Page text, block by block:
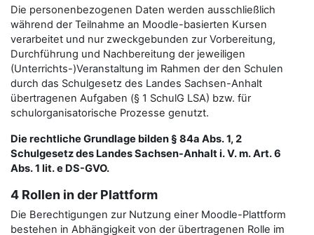
Die personenbezogenen Daten werden ausschließlich
während der Teilnahme an Moodle-basierten Kursen
verarbeitet und nur zweckgebunden zur Vorbereitung,
Durchführung und Nachbereitung der jeweiligen
(Unterrichts-)Veranstaltung im Rahmen der den Schulen
durch das Schulgesetz des Landes Sachsen-Anhalt
übertragenen Aufgaben (§ 1 SchulG LSA) bzw. für
schulorganisatorische Prozesse genutzt.
Die rechtliche Grundlage bilden § 84a Abs. 1, 2
Schulgesetz des Landes Sachsen-Anhalt i. V. m. Art. 6
Abs. 1 lit. e DS-GVO.
4 Rollen in der Plattform
Die Berechtigungen zur Nutzung einer Moodle-Plattform
bestehen in Abhängigkeit von der übertragenen Rolle im